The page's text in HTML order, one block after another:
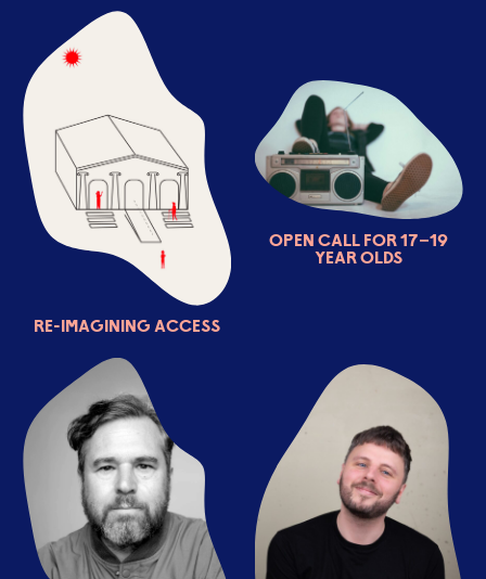
Re-imagining access
Open Call for 17–19
year olds